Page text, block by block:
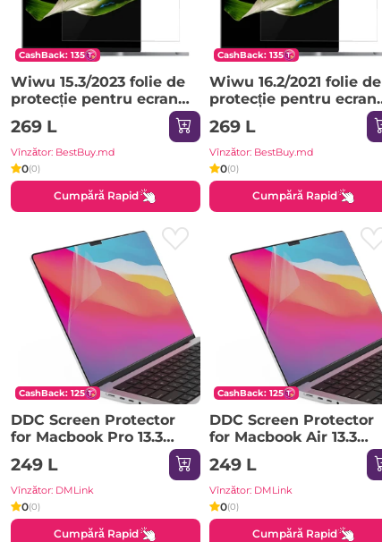
CashBack: 135
Wiwu 15.3/2023 folie de
protecție pentru ecran
transparentă Sticlă de
protecție
269 L
Vînzător: BestBuy.md
0(0)
Cumpără Rapid
CashBack: 135
Wiwu 16.2/2021 folie de
protecție pentru ecran
transparentă Sticlă de
protecție
269 L
Vînzător: BestBuy.md
0(0)
Cumpără Rapid
CashBack: 125
DDC Screen Protector
for Macbook Pro 13.3
(2022), Clear
249 L
Vînzător: DMLink
0(0)
Cumpără Rapid
CashBack: 125
DDC Screen Protector
for Macbook Air 13.3
Retina (2018-2020),
Clear
249 L
Vînzător: DMLink
0(0)
Cumpără Rapid